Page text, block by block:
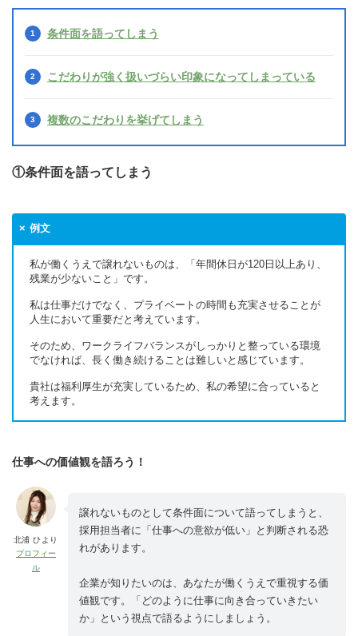
条件面を語ってしまう
こだわりが強く扱いづらい印象になってしまっている
複数のこだわりを挙げてしまう
①条件面を語ってしまう
例文
私が働くうえで譲れないものは、「年間休日が120日以上あり、
残業が少ないこと」です。
私は仕事だけでなく、プライベートの時間も充実させることが
人生において重要だと考えています。
そのため、ワークライフバランスがしっかりと整っている環境
でなければ、長く働き続けることは難しいと感じています。
貴社は福利厚生が充実しているため、私の希望に合っていると
考えます。
仕事への価値観を語ろう！
北浦 ひより
プロフィー
ル
譲れないものとして条件面について語ってしまうと、
採用担当者に「仕事への意欲が低い」と判断される恐
れがあります。
企業が知りたいのは、あなたが働くうえで重視する価
値観です。「どのように仕事に向き合っていきたい
か」という視点で語るようにしましょう。